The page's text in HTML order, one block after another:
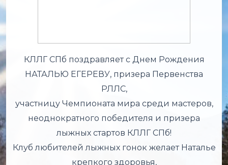
КЛЛГ СПб поздравляет с Днем Рождения
НАТАЛЬЮ ЕГЕРЕВУ, призера Первенства
РЛЛС,
участницу Чемпионата мира среди мастеров,
неоднократного победителя и призера
лыжных стартов КЛЛГ СПб!
Клуб любителей лыжных гонок желает Наталье
крепкого здоровья,